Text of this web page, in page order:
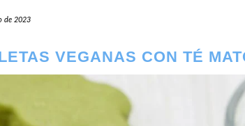
de 2023
VEGANAS CON TÉ